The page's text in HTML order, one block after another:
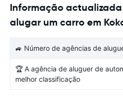
Informação
alugar um carro em
🚙 Número de agências de
🏆 A agência de aluguer de
melhor classificação